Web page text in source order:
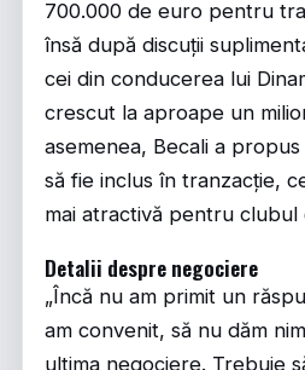
700.000 de euro pentru
însă după discuții
cei din conducerea lui
crescut la aproape un
asemenea, Becali a
să fie inclus în tranzacție,
mai atractivă pentru
Detalii despre negociere
„Încă nu am primit un
am convenit, să nu dăm
ultima negociere. Trebuie